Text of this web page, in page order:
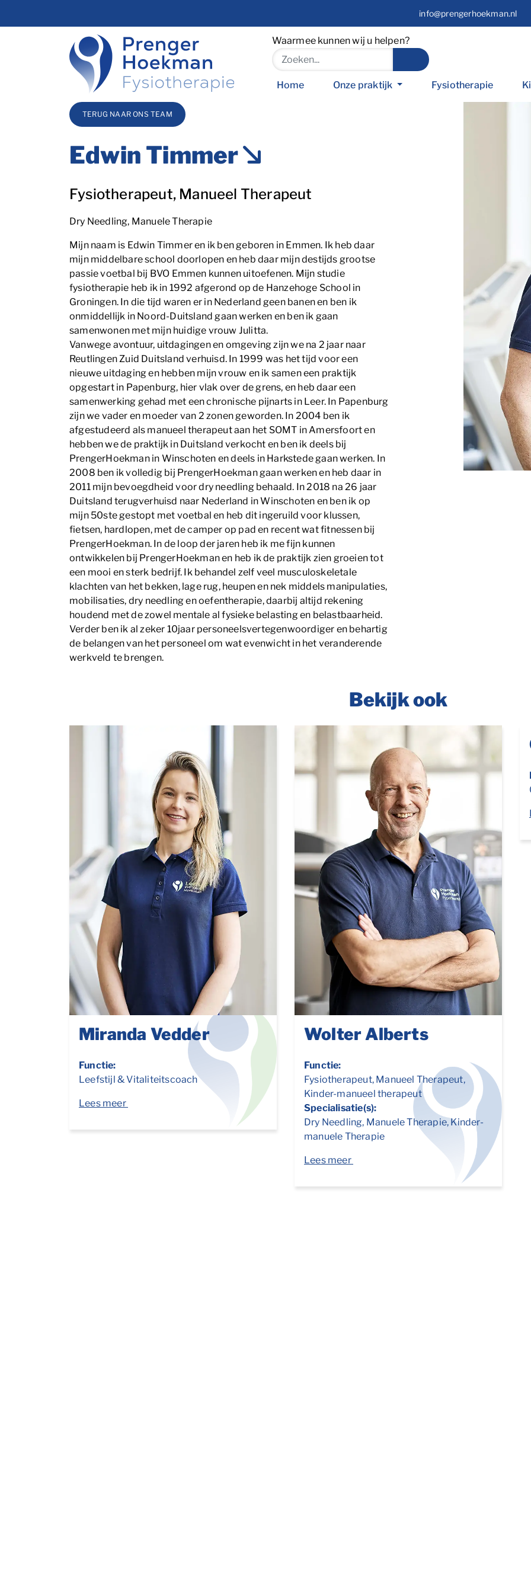
info@prengerhoekman.nl
Waarmee kunnen wij u helpen?
Home Onze praktijk Fysiotherapie
TERUG NAAR ONS TEAM
Edwin Timmer
Blog_field_Functie
Fysiotherapeut, Manueel Therapeut
Blog_field_Specialisaties
Dry Needling, Manuele Therapie
Mijn naam is Edwin Timmer en ik ben geboren in Emmen. Ik heb daar
mijn middelbare school doorlopen en heb daar mijn destijds grootse
passie voetbal bij BVO Emmen kunnen uitoefenen. Mijn studie
fysiotherapie heb ik in 1992 afgerond op de Hanzehoge School in
Groningen. In die tijd waren er in Nederland geen banen en ben ik
onmiddellijk in Noord-Duitsland gaan werken en ben ik gaan
samenwonen met mijn huidige vrouw Julitta.
Vanwege avontuur, uitdagingen en omgeving zijn we na 2 jaar naar
Reutlingen Zuid Duitsland verhuisd. In 1999 was het tijd voor een
nieuwe uitdaging en hebben mijn vrouw en ik samen een praktijk
opgestart in Papenburg, hier vlak over de grens, en heb daar een
samenwerking gehad met een chronische pijnarts in Leer. In Papenburg
zijn we vader en moeder van 2 zonen geworden. In 2004 ben ik
afgestudeerd als manueel therapeut aan het SOMT in Amersfoort en
hebben we de praktijk in Duitsland verkocht en ben ik deels bij
PrengerHoekman in Winschoten en deels in Harkstede gaan werken. In
2008 ben ik volledig bij PrengerHoekman gaan werken en heb daar in
2011 mijn bevoegdheid voor dry needling behaald. In 2018 na 26 jaar
Duitsland terugverhuisd naar Nederland in Winschoten en ben ik op
mijn 50ste gestopt met voetbal en heb dit ingeruild voor klussen,
fietsen, hardlopen, met de camper op pad en recent wat fitnessen bij
PrengerHoekman. In de loop der jaren heb ik me fijn kunnen
ontwikkelen bij PrengerHoekman en heb ik de praktijk zien groeien tot
een mooi en sterk bedrijf. Ik behandel zelf veel musculoskeletale
klachten van het bekken, lage rug, heupen en nek middels manipulaties,
mobilisaties, dry needling en oefentherapie, daarbij altijd rekening
houdend met de zowel mentale al fysieke belasting en belastbaarheid.
Verder ben ik al zeker 10jaar personeelsvertegenwoordiger en behartig
de belangen van het personeel om wat evenwicht in het veranderende
werkveld te brengen.
Bekijk ook
Miranda Vedder
Functie:
Leefstijl & Vitaliteitscoach
Lees meer
Wolter Alberts
Functie:
Fysiotherapeut, Manueel Therapeut,
Kinder-manueel therapeut
Specialisatie(s):
Dry Needling, Manuele Therapie, Kinder-
manuele Therapie
Lees meer